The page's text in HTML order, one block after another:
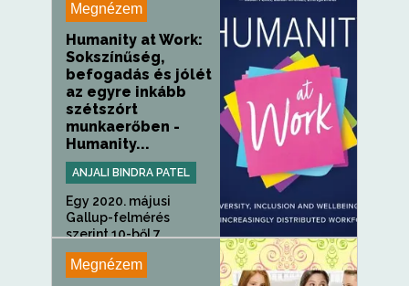
Megnézem
Humanity at Work:
Sokszínűség,
befogadás és jólét
az egyre inkább
szétszórt
munkaerőben -
Humanity...
ANJALI BINDRA PATEL
Egy 2020. májusi
Gallup-felmérés
szerint 10-ből 7...
Megnézem